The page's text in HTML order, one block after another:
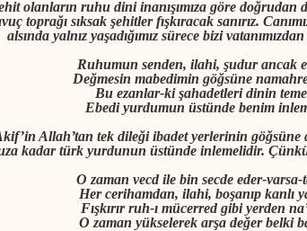
olanların ruhu dini inanışımıza göre
toprağı sıksak şehitler fışkıracak sanırız.
alsında yalnız yaşadığımız sürece bizi
Ruhumun senden, ilahi, şudur ancak
Değmesin mabedimin göğsüne
Bu ezanlar-ki şahadetleri dinin
Ebedi yurdumun üstünde benim
Allah’tan tek dileği ibadet yerlerinin
kadar türk yurdunun üstünde inlemelidir.
O zaman vecd ile bin secde eder-varsa-
Her cerihamdan, ilahi, boşanıp kanlı
Fışkırır ruh-ı mücerred gibi yerden
O zaman yükselerek arşa değer belki